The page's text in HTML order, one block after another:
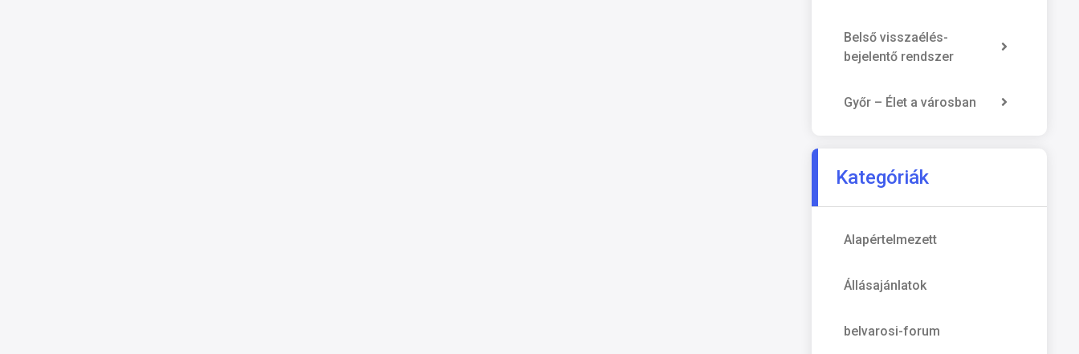
Belső visszaélés-
bejelentő rendszer
Győr – Élet a városban
Kategóriák
Alapértelmezett
Állásajánlatok
belvarosi-forum